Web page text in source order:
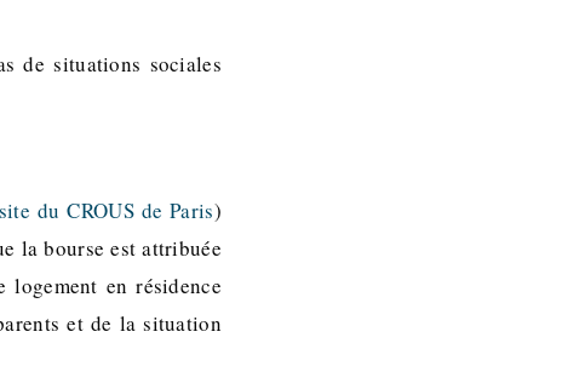
de situations sociales
du CROUS de Paris)
la bourse est attribuée
logement en résidence
et de la situation